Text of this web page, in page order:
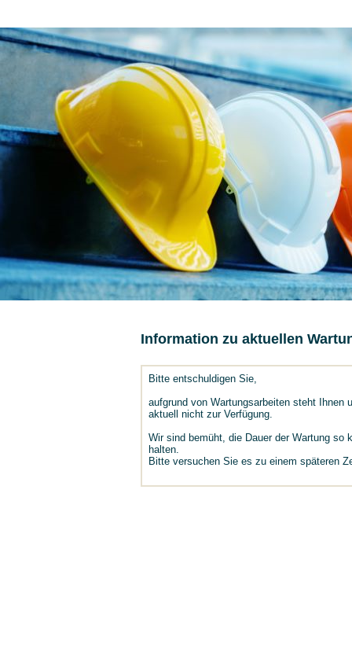
Information zu aktuellen
Bitte entschuldigen Sie,
aufgrund von Wartungsarbeiten steht Ihnen
aktuell nicht zur Verfügung.
Wir sind bemüht, die Dauer der Wartung so
halten.
Bitte versuchen Sie es zu einem späteren